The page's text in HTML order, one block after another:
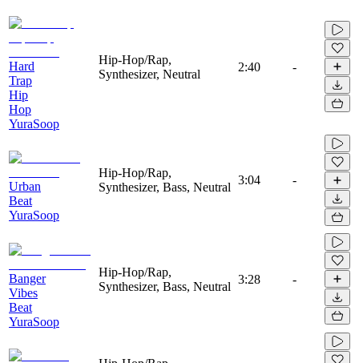
Hard
Trap
Hip
Hop
YuraSoop
Hip-Hop/Rap,
Synthesizer, Neutral
2:40 -
Urban
Beat
YuraSoop
Hip-Hop/Rap,
Synthesizer, Bass, Neutral
3:04 -
Banger
Vibes
Beat
YuraSoop
Hip-Hop/Rap,
Synthesizer, Bass, Neutral
3:28 -